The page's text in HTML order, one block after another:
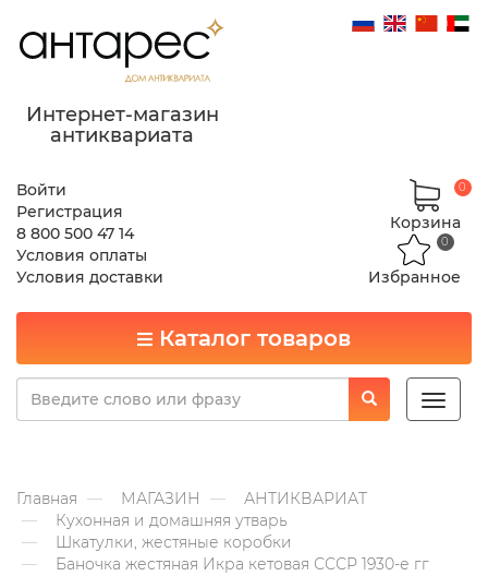
Интернет-магазин
антиквариата
Войти
Регистрация
8 800 500 47 14
Условия оплаты
Условия доставки
Корзина
0
Избранное
0
Каталог товаров
Toggle
Главная МАГАЗИН
АНТИКВАРИАТ
Кухонная и домашняя утварь
Шкатулки, жестяные коробки
Баночка жестяная Икра кетовая СССР 1930-е гг